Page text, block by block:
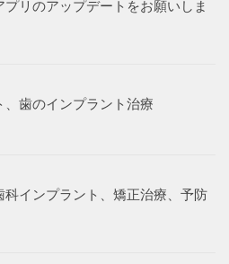
プリのアップデートをお願いしま
、歯のインプラント治療
科インプラント、矯正治療、予防